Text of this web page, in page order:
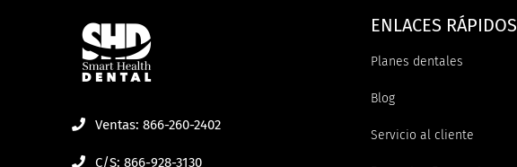
Ventas: 866-260-2402
C/S: 866-928-3130
ENLACES RÁPIDOS
Planes dentales
Blog
Servicio al cliente